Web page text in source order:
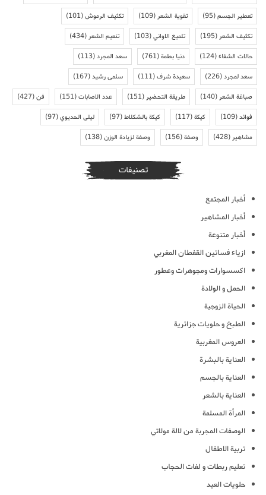
تعطير الجسم(95) تقوية الشعر(109) تكثيف الرموش(101)
تكثيف الشعر(195) تلميع الاواني(103) تنعيم الشعر(434)
حالات الشفاء(124) دنيا بطمة(761) سعد المجرد(113)
سعد لمجرد(226) سعيدة شرف(111) سلمى رشيد(167)
صباغة الشعر(140) طريقة التحضير(151) عدد الاصابات(151) فن(427)
فوائد(109) كيكة(117) كيكة بالشكلاط(97) ليلى الحديوي(97)
مشاهير(428) وصفة(156) وصفة لزيادة الوزن(138)
تصنيفات
أخبار المجتمع
أخبار المشاهير
أخبار متنوعة
ازياء فساتين القفطان المغربي
اكسسوارات ومجوهرات وعطور
الحمل و الولادة
الحياة الزوجية
الطبخ و حلويات جزائرية
العروس المغربية
العناية بالبشرة
العناية بالجسم
العناية بالشعر
المرأة المسلمة
الوصفات المجربة من لالة مولاتي
تربية الاطفال
تعليم ربطات و لفات الحجاب
حلويات العيد